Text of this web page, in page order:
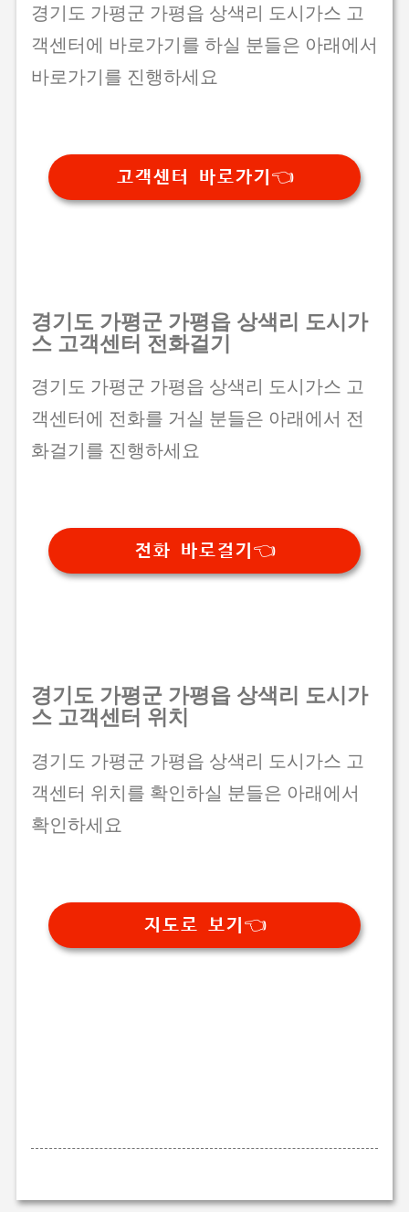
경기도 가평군 가평읍 상색리 도시가스 고
객센터에 바로가기를 하실 분들은 아래에서
바로가기를 진행하세요
고객센터 바로가기👈
경기도 가평군 가평읍 상색리 도시가
스 고객센터 전화걸기
경기도 가평군 가평읍 상색리 도시가스 고
객센터에 전화를 거실 분들은 아래에서 전
화걸기를 진행하세요
전화 바로걸기👈
경기도 가평군 가평읍 상색리 도시가
스 고객센터 위치
경기도 가평군 가평읍 상색리 도시가스 고
객센터 위치를 확인하실 분들은 아래에서
확인하세요
지도로 보기👈